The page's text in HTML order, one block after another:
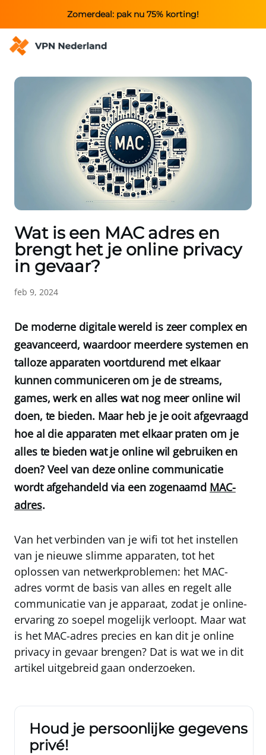
Zomerdeal: pak nu 75% korting!
Wat is een MAC adres en
brengt het je online privacy
in gevaar?
feb 9, 2024
De moderne digitale wereld is zeer complex en
geavanceerd, waardoor meerdere systemen en
talloze apparaten voortdurend met elkaar
kunnen communiceren om je de streams,
games, werk en alles wat nog meer online wil
doen, te bieden. Maar heb je je ooit afgevraagd
hoe al die apparaten met elkaar praten om je
alles te bieden wat je online wil gebruiken en
doen? Veel van deze online communicatie
wordt afgehandeld via een zogenaamd MAC-
adres.
Van het verbinden van je wifi tot het instellen
van je nieuwe slimme apparaten, tot het
oplossen van netwerkproblemen: het MAC-
adres vormt de basis van alles en regelt alle
communicatie van je apparaat, zodat je online-
ervaring zo soepel mogelijk verloopt. Maar wat
is het MAC-adres precies en kan dit je online
privacy in gevaar brengen? Dat is wat we in dit
artikel uitgebreid gaan onderzoeken.
Houd je persoonlijke gegevens
privé!